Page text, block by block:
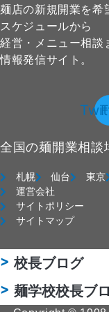
麺店の新規開業を希
スケジュールから
経営・メニュー相談
情報発信サイト。
全国の麺開業相談
札幌 仙台 東京
運営会社
サイトポリシー
サイトマップ
校長ブログ
麺学校校長ブ